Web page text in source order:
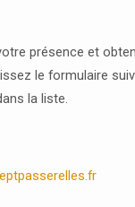
présence et
le formulaire
la liste.